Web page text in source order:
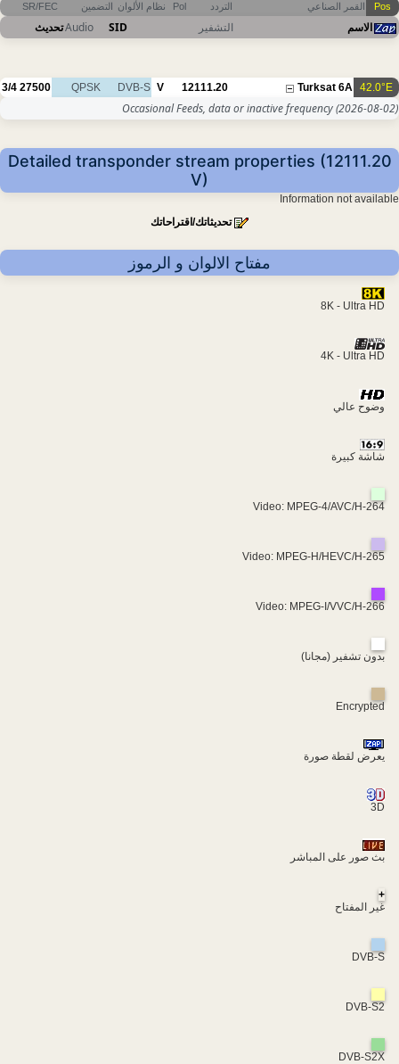
Pos القمر الصناعي التردد Pol نظام الألوان التضمين SR/FEC
الاسم التشفير SID
Audioتحديث
42.0°E
Turksat 6A
12111.20
V
DVB-S
QPSK
27500
3/4
Occasional Feeds, data or inactive frequency(2026-08-02)
Detailed transponder stream properties (12111.20
V)
Information not available
تحديثاتك/اقتراحاتك
مفتاح الالوان و الرموز
8K - Ultra HD
4K - Ultra HD
وضوح عالي
شاشة كبيرة
Video: MPEG-4/AVC/H-264
Video: MPEG-H/HEVC/H-265
Video: MPEG-I/VVC/H-266
بدون تشفير (مجانا)
Encrypted
يعرض لقطة صورة
3D
بث صور على المباشر
+
غير المفتاح
DVB-S
DVB-S2
DVB-S2X